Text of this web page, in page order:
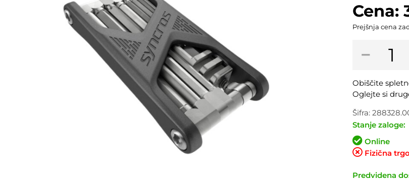
Prejšnja cena
−
orodje
Matchbox
19CT
količina
Obiščite
Oglejte si
Šifra:
Stanje zaloge:
Online
Fizična
Predvidena